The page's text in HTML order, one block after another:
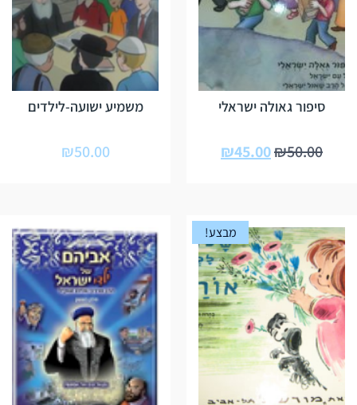
סיפור גאולה ישראלי
₪50.00
₪45.00
משמיע ישועה-לילדים
₪50.00
מבצע!